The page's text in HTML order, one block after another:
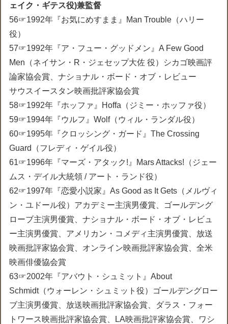
ェイク・ギテス役)兼監督
56☞1992年『お気にめすまま』Man Trouble（ハリー
役）
57☞1992年『ア・フュー・グッドメン』A Few Good
Men（ネイサン・R・ジェセップ大佐 役）シカゴ映画評
論家協会賞、ナショナル・ボード・オブ・レビュー
サウスイースタン映画批評家協会賞
58☞1992年『ホッファ』Hoffa（ジミー・ホッファ役）
59☞1994年『ウルフ』Wolf（ウィル・ランダル役）
60☞1995年『クロッシング・ガード』The Crossing
Guard（フレディ・ゲイル役）
61☞1996年『マーズ・アタック!』Mars Attacks!（ジェー
ムス・デイル大統領 / アート・ランド役）
62☞1997年『恋愛小説家』As Good as It Gets（メルヴィ
ン・ユドール役）アカデミー主演男優賞、ゴールデング
ローブ主演男優賞、ナショナル・ボード・オブ・レビュ
ー主演男優賞、アメリカン・コメディ主演男優賞、放送
映画批評家協会賞、オンライン映画批評家協会賞、全米
映画俳優協会賞
63☞2002年『アバウト・シュミット』About
Schmidt（ウォーレン・シュミット役）ゴールデングロー
ブ主演男優賞、放送映画批評家協会賞、ダラス・フォー
トワース映画批評家協会賞、LA映画批評家協会賞、ワシ